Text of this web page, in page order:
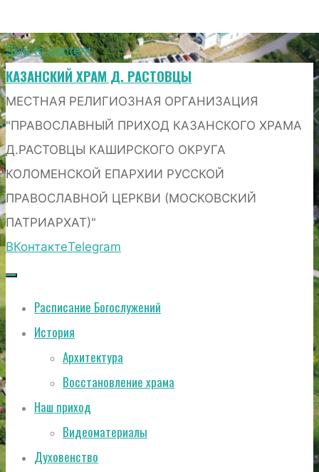
Skip to content
КАЗАНСКИЙ ХРАМ Д. РАСТОВЦЫ
МЕСТНАЯ РЕЛИГИОЗНАЯ ОРГАНИЗАЦИЯ
"ПРАВОСЛАВНЫЙ ПРИХОД КАЗАНСКОГО ХРАМА
Д.РАСТОВЦЫ КАШИРСКОГО ОКРУГА
КОЛОМЕНСКОЙ ЕПАРХИИ РУССКОЙ
ПРАВОСЛАВНОЙ ЦЕРКВИ (МОСКОВСКИЙ
ПАТРИАРХАТ)"
ВКонтактеTelegram
Расписание Богослужений
История
Архитектура
Восстановление храма
Наш приход
Видеоматериалы
Духовенство